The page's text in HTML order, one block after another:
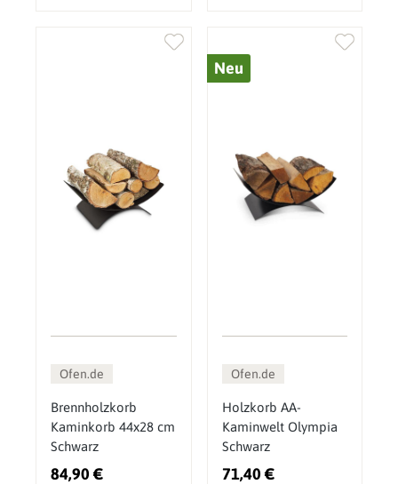
Ofen.de
Brennholzkorb
Kaminkorb 44x28 cm
Schwarz
84,90 €
Neu
Ofen.de
Holzkorb AA-
Kaminwelt Olympia
Schwarz
71,40 €